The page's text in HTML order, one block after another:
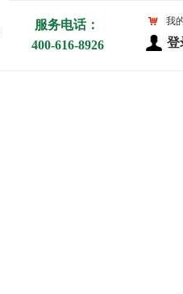
登
服务电话：
400-616-8926
낙 我